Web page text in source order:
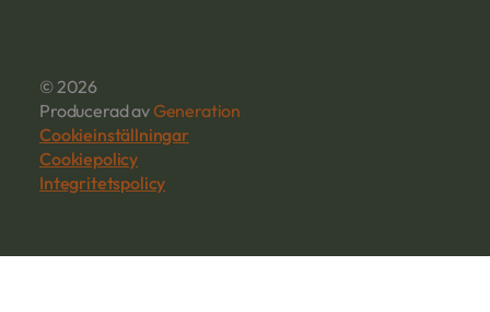
© 2026
Producerad av Generation
Cookieinställningar
Cookiepolicy
Integritetspolicy